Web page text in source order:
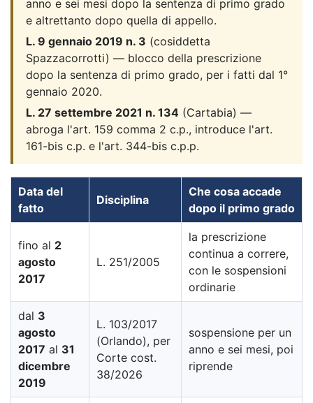
anno e sei mesi dopo la sentenza di primo grado
e altrettanto dopo quella di appello.
L. 9 gennaio 2019 n. 3 (cosiddetta
Spazzacorrotti) — blocco della prescrizione
dopo la sentenza di primo grado, per i fatti dal 1°
gennaio 2020.
L. 27 settembre 2021 n. 134 (Cartabia) —
abroga l'art. 159 comma 2 c.p., introduce l'art.
161-bis c.p. e l'art. 344-bis c.p.p.
Data del
fatto
Disciplina
Che cosa accade
dopo il primo grado
fino al 2
agosto
2017
L. 251/2005
la prescrizione
continua a correre,
con le sospensioni
ordinarie
dal 3
agosto
2017 al 31
dicembre
2019
L. 103/2017
(Orlando), per
Corte cost.
38/2026
sospensione per un
anno e sei mesi, poi
riprende